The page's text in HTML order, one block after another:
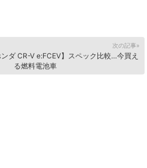
次の記事»
ンダ CR-V e:FCEV】スペック比較…今買え
る燃料電池車